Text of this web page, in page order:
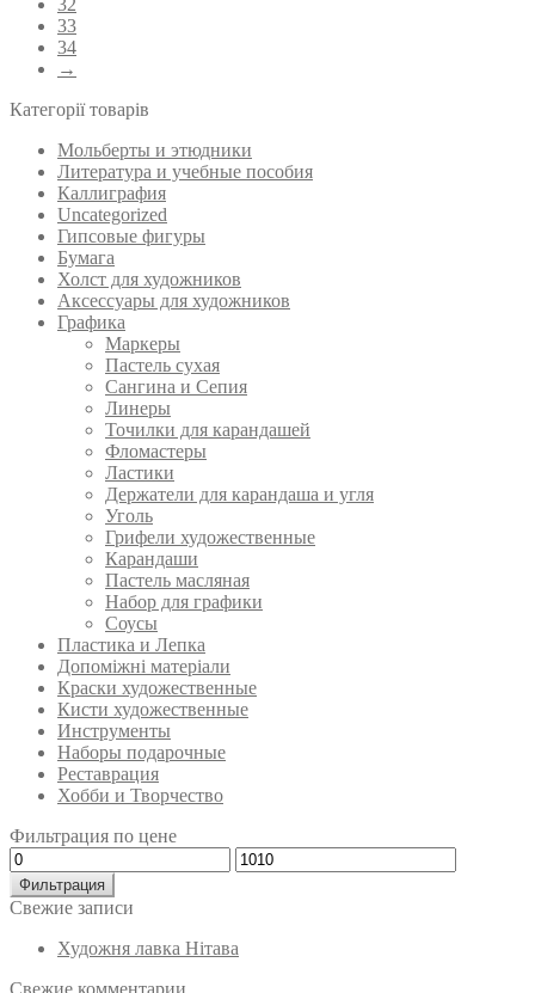
33
34
→
Категорії товарів
Мольберты и этюдники
Литература и учебные пособия
Каллиграфия
Uncategorized
Гипсовые фигуры
Бумага
Холст для художников
Аксессуары для художников
Графика
Маркеры
Пастель сухая
Сангина и Сепия
Линеры
Точилки для карандашей
Фломастеры
Ластики
Держатели для карандаша и угля
Уголь
Грифели художественные
Карандаши
Пастель масляная
Набор для графики
Соусы
Пластика и Лепка
Допоміжні матеріали
Краски художественные
Кисти художественные
Инструменты
Наборы подарочные
Реставрация
Хобби и Творчество
Фильтрация по цене
Минимальная
цена
Максимальная
цена
Фильтрация
Свежие записи
Художня лавка Нітава
Свежие комментарии